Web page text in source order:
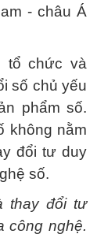
- châu Á
tổ chức và
số chủ yếu
phẩm số.
không nằm
đổi tư duy
số.
thay đổi tư
công nghệ.